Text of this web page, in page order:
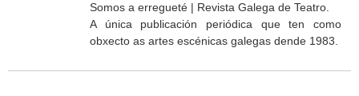
Somos a erregueté | Revista Galega de Teatro.
A única publicación periódica que ten como
obxecto as artes escénicas galegas dende 1983.